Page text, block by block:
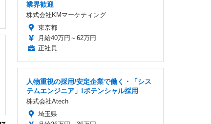
業界歓迎
株式会社KMマーケティング
東京都
月給40万円～62万円
正社員
人物重視の採用/安定企業で働く・「シス
テムエンジニア」!ポテンシャル採用
株式会社Atech
埼玉県